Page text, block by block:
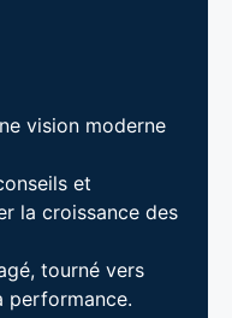
vision moderne
et
la croissance des
tourné vers
performance.